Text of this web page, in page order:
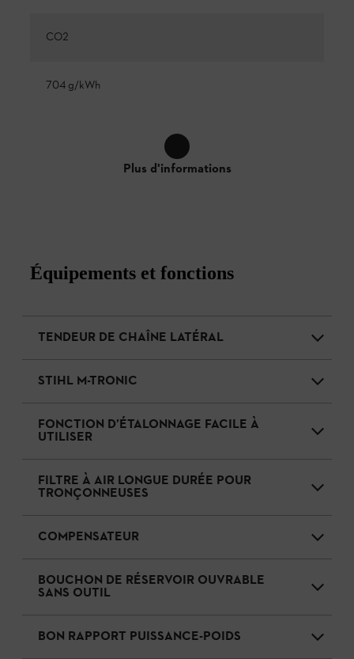
CO2
704 g/kWh
Plus d'informations
Équipements et fonctions
TENDEUR DE CHAÎNE LATÉRAL
STIHL M-TRONIC
FONCTION D’ÉTALONNAGE FACILE À
UTILISER
FILTRE À AIR LONGUE DURÉE POUR
TRONÇONNEUSES
COMPENSATEUR
BOUCHON DE RÉSERVOIR OUVRABLE
SANS OUTIL
BON RAPPORT PUISSANCE-POIDS